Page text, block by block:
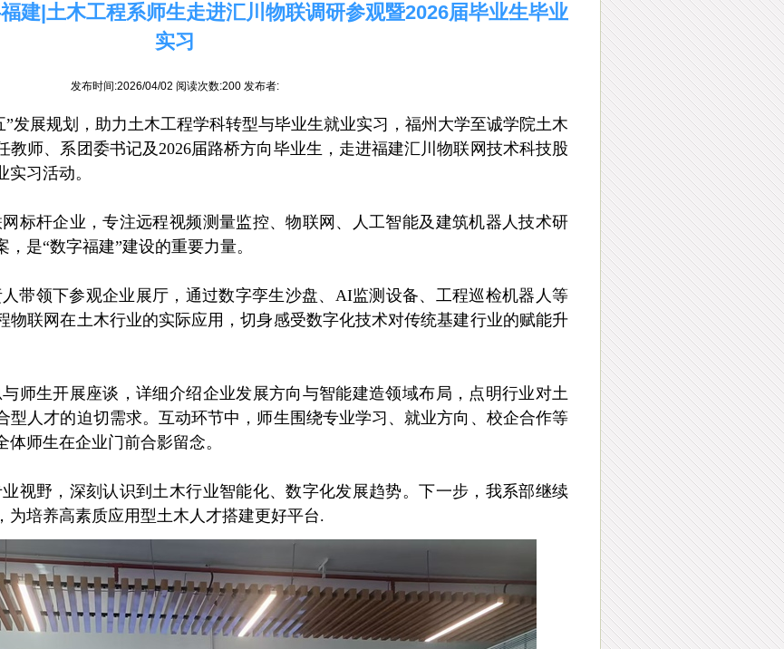
建|土木工程系师生走进汇川物联调研参观暨2026届毕业生毕业
实习
发布时间:2026/04/02 阅读次数:200 发布者:
”发展规划，助力土木工程学科转型与毕业生就业实习，福州大学至诚学院土木
教师、系团委书记及2026届路桥方向毕业生，走进福建汇川物联网技术科技股
习活动。
标杆企业，专注远程视频测量监控、物联网、人工智能及建筑机器人技术研
，是“数字福建”建设的重要力量。
带领下参观企业展厅，通过数字孪生沙盘、AI监测设备、工程巡检机器人等
物联网在土木行业的实际应用，切身感受数字化技术对传统基建行业的赋能升
师生开展座谈，详细介绍企业发展方向与智能建造领域布局，点明行业对土
型人才的迫切需求。互动环节中，师生围绕专业学习、就业方向、校企合作等
师生在企业门前合影留念。
视野，深刻认识到土木行业智能化、数字化发展趋势。下一步，我系部继续
为培养高素质应用型土木人才搭建更好平台.